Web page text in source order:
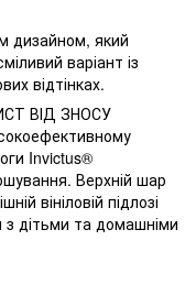
дизайном, який
варіант із
відтінках.
ВІД ЗНОСУ
Invictus®
Верхній шар
вініловій підлозі
дітьми та домашніми